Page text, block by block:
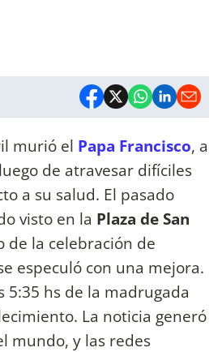
murió el Papa Francisco, a
de atravesar difíciles
a su salud. El pasado
visto en la Plaza de San
de la celebración de
especuló con una mejora.
5:35 hs de la madrugada
La noticia generó
mundo, y las redes